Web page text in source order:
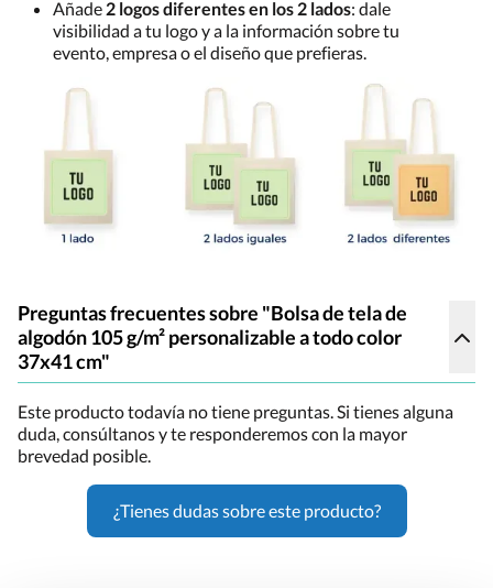
Añade 2 logos diferentes en los 2 lados: dale
visibilidad a tu logo y a la información sobre tu
evento, empresa o el diseño que prefieras.
Preguntas frecuentes sobre "Bolsa de tela de
algodón 105 g/m² personalizable a todo color
37x41 cm"
Este producto todavía no tiene preguntas. Si tienes alguna
duda, consúltanos y te responderemos con la mayor
brevedad posible.
¿Tienes dudas sobre este producto?